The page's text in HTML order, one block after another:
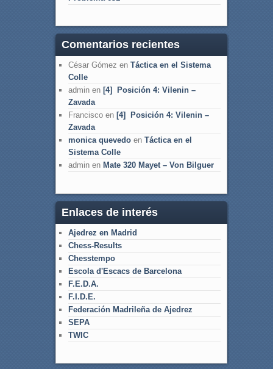
Comentarios recientes
César Gómez en Táctica en el Sistema
Colle
adminen [4] Posición 4: Vilenin –
Zavada
Franciscoen [4] Posición 4: Vilenin –
Zavada
monica quevedoen Táctica en el
Sistema Colle
adminen Mate 320 Mayet – Von Bilguer
Enlaces de interés
Ajedrez en Madrid
Chess-Results
Chesstempo
Escola d'Escacs de Barcelona
F.E.D.A.
F.I.D.E.
Federación Madrileña de Ajedrez
SEPA
TWIC